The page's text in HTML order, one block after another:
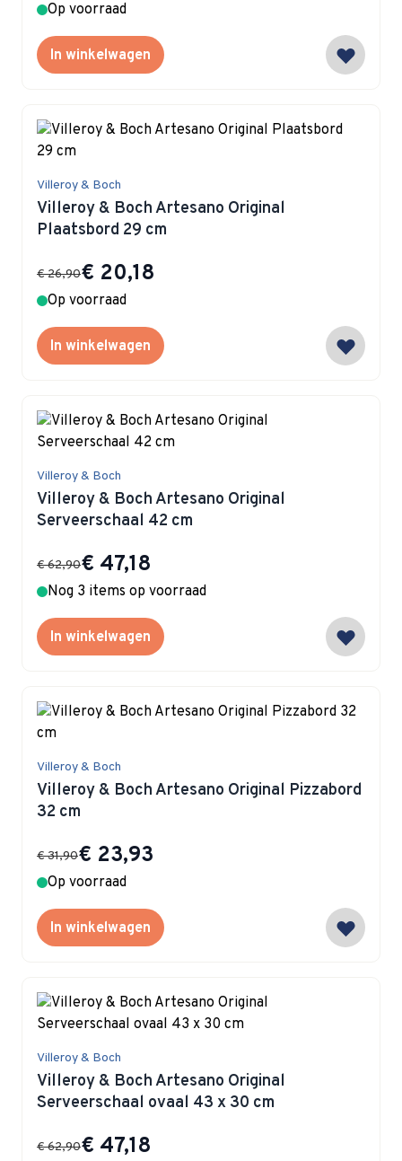
Op voorraad
In winkelwagen
Villeroy & Boch
Villeroy & Boch Artesano Original
Plaatsbord 29 cm
Special Price
€ 20,18
€ 26,90
Op voorraad
In winkelwagen
Villeroy & Boch
Villeroy & Boch Artesano Original
Serveerschaal 42 cm
Special Price
€ 47,18
€ 62,90
Nog 3 items op voorraad
In winkelwagen
Villeroy & Boch
Villeroy & Boch Artesano Original Pizzabord
32 cm
Special Price
€ 23,93
€ 31,90
Op voorraad
In winkelwagen
Villeroy & Boch
Villeroy & Boch Artesano Original
Serveerschaal ovaal 43 x 30 cm
Special Price
€ 47,18
€ 62,90